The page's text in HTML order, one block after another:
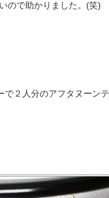
ので助かりました。(笑)
で２人分のアフタヌーン